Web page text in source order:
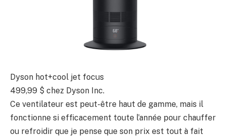
Dyson hot+cool jet focus
499,99 $ chez Dyson Inc.
Ce ventilateur est peut-être haut de gamme, mais il
fonctionne si efficacement toute l’année pour chauffer
ou refroidir que je pense que son prix est tout à fait